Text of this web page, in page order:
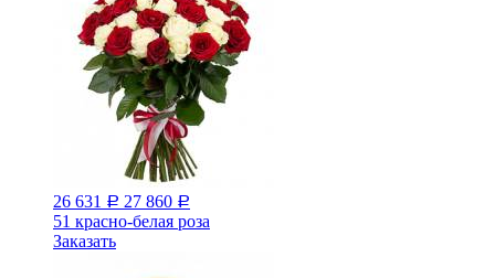
26 631 Р 27 860 Р
51 красно-белая роза
Заказать